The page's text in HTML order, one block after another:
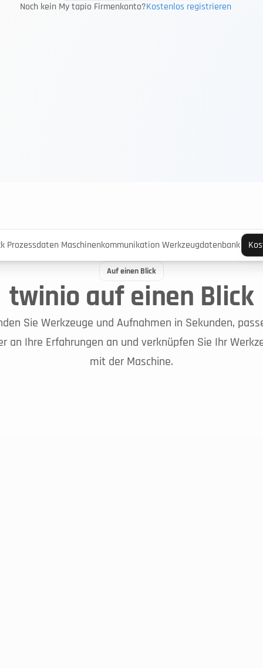
Noch kein My tapio Firmenkonto?Kostenlos registrieren
Prozessdaten Maschinenkommunikation Werkzeugdatenbank
Auf einen Blick
twinio auf einen Blick
Sie Werkzeuge und Aufnahmen in Sekunden,
an Ihre Erfahrungen an und verknüpfen Sie Ihr
mit der Maschine.